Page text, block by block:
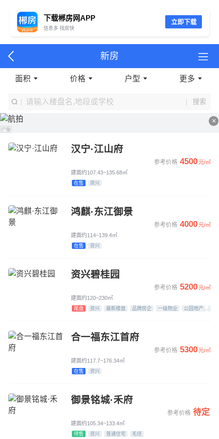
立即下载
下载郴房网APP
信息多 找房快
新房
面积 价格 户型 更多
搜索
×
汉宁·江山府
参考价格 4500元/㎡
建面约107.43~135.68㎡
在售 资兴
鸿麒·东江御景
参考价格 4000元/㎡
建面约114~139.4㎡
在售 资兴
资兴碧桂园
参考价格 5200元/㎡
建面约120~230㎡
尾盘 资兴 最新楼盘 品牌房企 一级物业 公园地产
合一福东江首府
参考价格 5300元/㎡
建面约117.7~176.34㎡
在售 资兴
御景铭城·禾府
参考价格 待定
建面约105.34~133.4㎡
待售 资兴 普通住宅 毛坯